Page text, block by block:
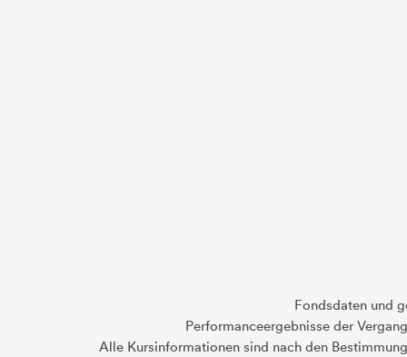
Fondsdaten und
Performanceergebnisse der
Alle Kursinformationen sind nach den